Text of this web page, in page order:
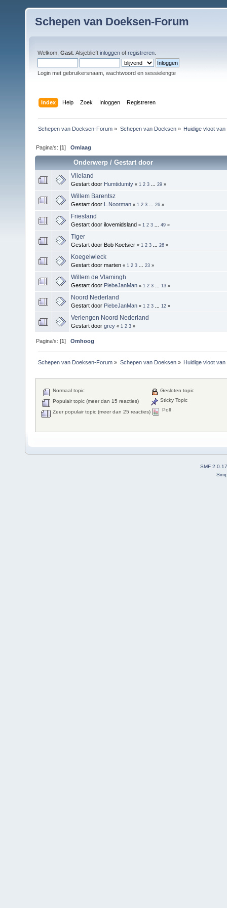
Schepen van Doeksen-Forum
Welkom, Gast . Alsjeblieft inloggen of registreren
Login met gebruikersnaam, wachtwoord en sessielengte
Index Help Zoek Inloggen Registreren
Schepen van Doeksen-Forum » Schepen van Doeksen» Huidige vloot
Pagina's: [1]Omlaag
Onderwerp /Gestart door
Vlieland
Gestart door Humtidumty « 1 2 3 29 »
Willem Barentsz
Gestart door L.Noorman « 1 2 3 26 »
Friesland
Gestart door ilovemidsland « 1 2 3 49 »
Tiger
Gestart door Bob Koetsier « 1 2 3 26 »
Koegelwieck
Gestart door marten « 1 2 3 23 »
Willem de Vlamingh
Gestart door PiebeJanMan « 1 2 3 13 »
Noord Nederland
Gestart door PiebeJanMan « 1 2 3 12 »
Verlengen Noord Nederland
Gestart door grey « 1 2 3 »
Pagina's: [1]Omhoog
Schepen van Doeksen-Forum » Schepen van Doeksen» Huidige vloot
Normaal topic
Populair topic (meer dan 15 reacties)
Zeer populair topic (meer dan 25 reacties)
Gesloten topic
Sticky Topic
Poll
SMF 2.0.17